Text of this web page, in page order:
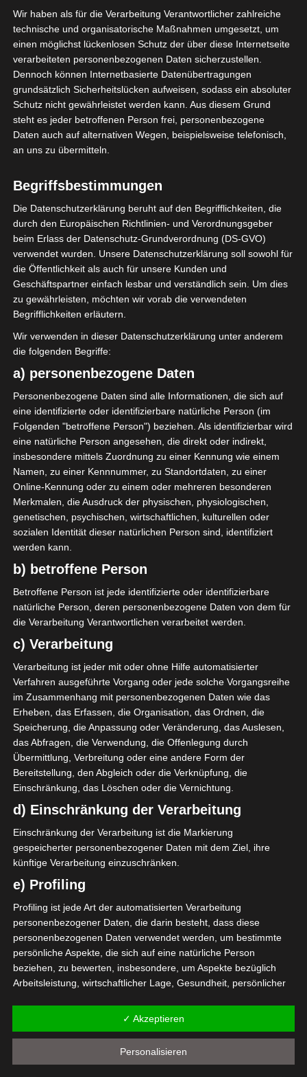
12 Mai 2024-
17:30
Meisterschaft Tunesien 2023/2024 - Playoff
Meisterschaftsrunde| Spieltag 7
Halbzeit: 1-1
TV: Al Wataniya 1 & Al Kass
2
Espérance
Sportive de Tunis 3
Étoile Sportive du
Sahel Sousse (ESS) 2
ENDERGEBNIS
Stade Olympique d’El Menzah Tunis
TORE
Tor
R. Aouani
Tor
R. Rodrigues Silva
18'
Tor
H. E. Ghacha
59'
68'
Tor
S. Barhoumi
Elfmetertor
Y. Meriah
85'
AUFSTELLUNGEN
Espérance Sportive de Tunis (EST)
O R. Rodrigues Silva 18'
O H. E. Ghacha
D Y. Meriah
Étoile Sportive du Sahel Sousse (ESS)
O R. Aouani
M S. Barhoumi
El Gawafel Sportives de Gafsa (EGSG) – Avenir Spo
rtif de La Marsa (ASM)
Club Sportif Sfaxien (CSS) – Stade Tunisien (ST)
Die nächsten Begegnungen
SPIELTAG 1
22 Aug. 2026
16:30
PS Sakiet Eddaïer
- -
JS Omrane
22 Aug. 2026
16:30
Stade Tunisien
- -
CS Sfax
Wir haben als für die Verarbeitung Verantwortlicher zahlreiche
technische und organisatorische Maßnahmen umgesetzt, um
einen möglichst lückenlosen Schutz der über diese Internetseite
verarbeiteten personenbezogenen Daten sicherzustellen.
Dennoch können Internetbasierte Datenübertragungen
grundsätzlich Sicherheitslücken aufweisen, sodass ein absoluter
Schutz nicht gewährleistet werden kann. Aus diesem Grund
steht es jeder betroffenen Person frei, personenbezogene
Daten auch auf alternativen Wegen, beispielsweise telefonisch,
an uns zu übermitteln.
Begriffsbestimmungen
Die Datenschutzerklärung beruht auf den Begrifflichkeiten, die
durch den Europäischen Richtlinien- und Verordnungsgeber
beim Erlass der Datenschutz-Grundverordnung (DS-GVO)
verwendet wurden. Unsere Datenschutzerklärung soll sowohl für
die Öffentlichkeit als auch für unsere Kunden und
Geschäftspartner einfach lesbar und verständlich sein. Um dies
zu gewährleisten, möchten wir vorab die verwendeten
Begrifflichkeiten erläutern.
Wir verwenden in dieser Datenschutzerklärung unter anderem
die folgenden Begriffe:
a) personenbezogene Daten
Personenbezogene Daten sind alle Informationen, die sich auf
eine identifizierte oder identifizierbare natürliche Person (im
Folgenden "betroffene Person") beziehen. Als identifizierbar wird
eine natürliche Person angesehen, die direkt oder indirekt,
insbesondere mittels Zuordnung zu einer Kennung wie einem
Namen, zu einer Kennnummer, zu Standortdaten, zu einer
Online-Kennung oder zu einem oder mehreren besonderen
Merkmalen, die Ausdruck der physischen, physiologischen,
genetischen, psychischen, wirtschaftlichen, kulturellen oder
sozialen Identität dieser natürlichen Person sind, identifiziert
werden kann.
b) betroffene Person
Betroffene Person ist jede identifizierte oder identifizierbare
natürliche Person, deren personenbezogene Daten von dem für
die Verarbeitung Verantwortlichen verarbeitet werden.
c) Verarbeitung
Verarbeitung ist jeder mit oder ohne Hilfe automatisierter
Verfahren ausgeführte Vorgang oder jede solche Vorgangsreihe
im Zusammenhang mit personenbezogenen Daten wie das
Erheben, das Erfassen, die Organisation, das Ordnen, die
Speicherung, die Anpassung oder Veränderung, das Auslesen,
das Abfragen, die Verwendung, die Offenlegung durch
Übermittlung, Verbreitung oder eine andere Form der
Bereitstellung, den Abgleich oder die Verknüpfung, die
Einschränkung, das Löschen oder die Vernichtung.
d) Einschränkung der Verarbeitung
Einschränkung der Verarbeitung ist die Markierung
gespeicherter personenbezogener Daten mit dem Ziel, ihre
künftige Verarbeitung einzuschränken.
e) Profiling
Profiling ist jede Art der automatisierten Verarbeitung
personenbezogener Daten, die darin besteht, dass diese
personenbezogenen Daten verwendet werden, um bestimmte
persönliche Aspekte, die sich auf eine natürliche Person
beziehen, zu bewerten, insbesondere, um Aspekte bezüglich
Arbeitsleistung, wirtschaftlicher Lage, Gesundheit, persönlicher
oder Ortswechsel dieser natürlichen Person zu analysieren oder
f) Pseudonymisierung
✓ Akzeptieren
Personalisieren